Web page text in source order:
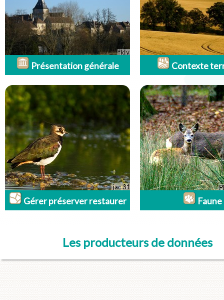
Présentation générale Contexte
Gérer préserver restaurer Faune
Les producteurs de données